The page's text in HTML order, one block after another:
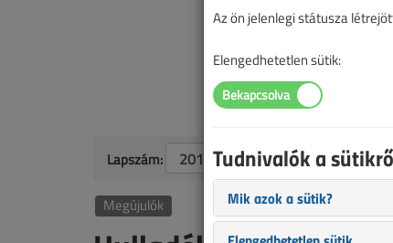
Lapszám:
Megújulók
Az ön jelenlegi státusza
Elengedhetetlen sütik:
Tudnivalók a
Mik azok a sütik?